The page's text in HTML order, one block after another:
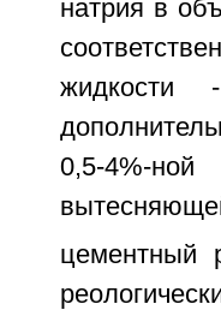
натрия в
жидкости
0,5-4%-
цементный